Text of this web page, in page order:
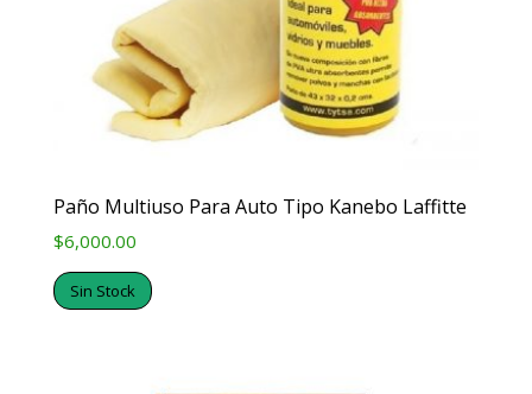
Paño Multiuso Para Auto Tipo Kanebo Laffitte
$6,000.00
Sin Stock